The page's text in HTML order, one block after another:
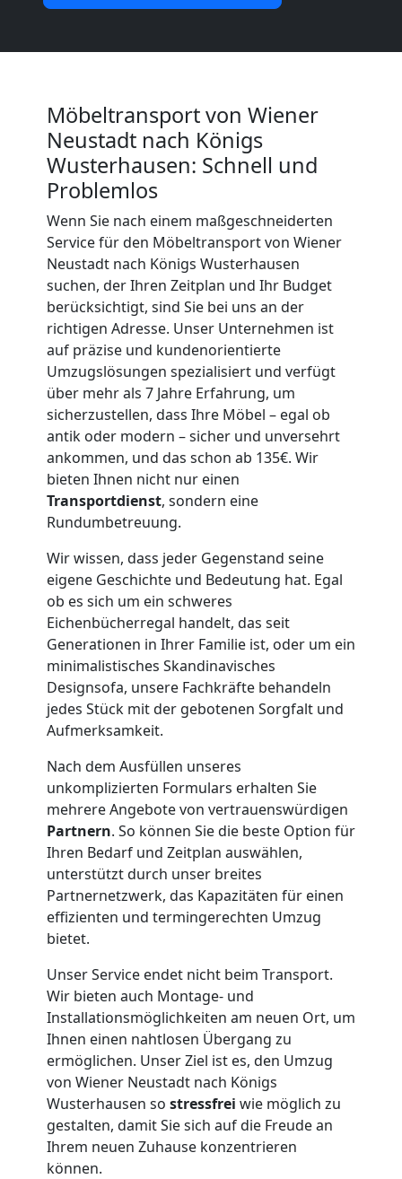
Möbeltransport von Wiener
Neustadt nach Königs
Wusterhausen: Schnell und
Problemlos
Wenn Sie nach einem maßgeschneiderten
Service für den Möbeltransport von Wiener
Neustadt nach Königs Wusterhausen
suchen, der Ihren Zeitplan und Ihr Budget
berücksichtigt, sind Sie bei uns an der
richtigen Adresse. Unser Unternehmen ist
auf präzise und kundenorientierte
Umzugslösungen spezialisiert und verfügt
über mehr als 7 Jahre Erfahrung, um
sicherzustellen, dass Ihre Möbel – egal ob
antik oder modern – sicher und unversehrt
ankommen, und das schon ab 135€. Wir
bieten Ihnen nicht nur einen
Transportdienst, sondern eine
Rundumbetreuung.
Wir wissen, dass jeder Gegenstand seine
eigene Geschichte und Bedeutung hat. Egal
ob es sich um ein schweres
Eichenbücherregal handelt, das seit
Generationen in Ihrer Familie ist, oder um ein
minimalistisches Skandinavisches
Designsofa, unsere Fachkräfte behandeln
jedes Stück mit der gebotenen Sorgfalt und
Aufmerksamkeit.
Nach dem Ausfüllen unseres
unkomplizierten Formulars erhalten Sie
mehrere Angebote von vertrauenswürdigen
Partnern. So können Sie die beste Option für
Ihren Bedarf und Zeitplan auswählen,
unterstützt durch unser breites
Partnernetzwerk, das Kapazitäten für einen
effizienten und termingerechten Umzug
bietet.
Unser Service endet nicht beim Transport.
Wir bieten auch Montage- und
Installationsmöglichkeiten am neuen Ort, um
Ihnen einen nahtlosen Übergang zu
ermöglichen. Unser Ziel ist es, den Umzug
von Wiener Neustadt nach Königs
Wusterhausen so stressfrei wie möglich zu
gestalten, damit Sie sich auf die Freude an
Ihrem neuen Zuhause konzentrieren
können.
Mann
LKW
Wiener
Neustadt
Kunsttransport
Wiener
Neustadt
Umzug
Wiener
Neustadt
Mann
LKW
Möbellift
Wiener
Neustadt
Übersiedlung
Wiener
Neustadt